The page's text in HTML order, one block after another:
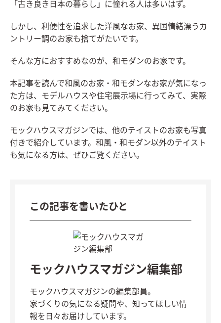
「古き良き日本の暮らし」に憧れる人は多いはず。
しかし、利便性を追求した洋風なお家、異国情緒漂うカ
ントリー調のお家も捨てがたいです。
そんな方におすすめなのが、和モダンのお家です。
本記事を読んで和風のお家・和モダンなお家が気になっ
た方は、モデルハウスや住宅展示場に行ってみて、実際
のお家も見てみてください。
モックハウスマガジンでは、他のテイストのお家も写真
付きで紹介しています。和風・和モダン以外のテイスト
も気になる方は、ぜひご覧ください。
この記事を書いたひと
モックハウスマガジン編集部
モックハウスマガジンの編集部員。
家づくりの気になる疑問や、知ってほしい情
報を日々お届けしています。